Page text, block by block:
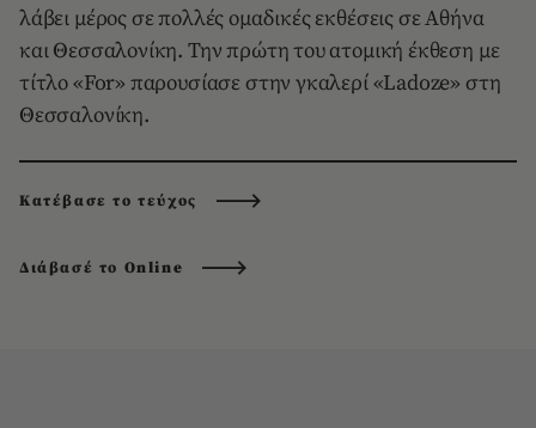
λάβει µέρος σε πολλές οµαδικές εκθέσεις σε Αθήνα
και Θεσσαλονίκη. Την πρώτη του ατοµική έκθεση με
τίτλο «For» παρουσίασε στην γκαλερί «Ladoze» στη
Θεσσαλονίκη.
Κατέβασε το τεύχος
Διάβασέ το Online